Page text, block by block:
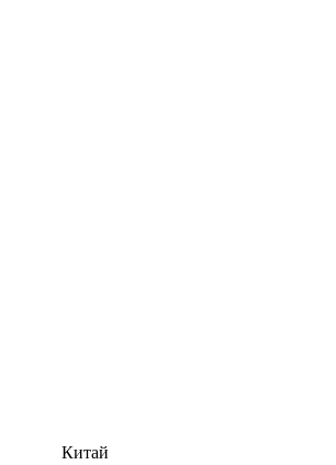
Китай